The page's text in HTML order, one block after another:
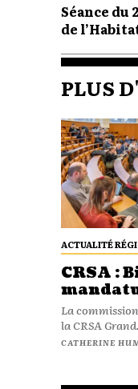
Séance du
de
PLUS
ACTUALITÉ
CRSA :
La
la CRSA
CATHERINE